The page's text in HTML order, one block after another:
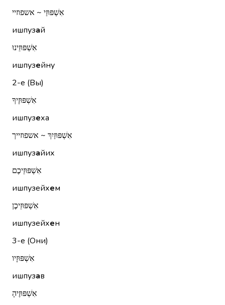
אִשְׁפּוּזַי ~ אשפוזיי
ишпузай
אִשְׁפּוּזֵינוּ
ишпузейну
2-е (Вы)
אִשְׁפּוּזֶיךָ
ишпузеха
אִשְׁפּוּזַיִךְ ~ אשפוזייך
ишпузайих
אִשְׁפּוּזֵיכֶם
ишпузейхем
אִשְׁפּוּזֵיכֶן
ишпузейхен
3-е (Они)
אִשְׁפּוּזָיו
ишпузав
אִשְׁפּוּזֶיהָ